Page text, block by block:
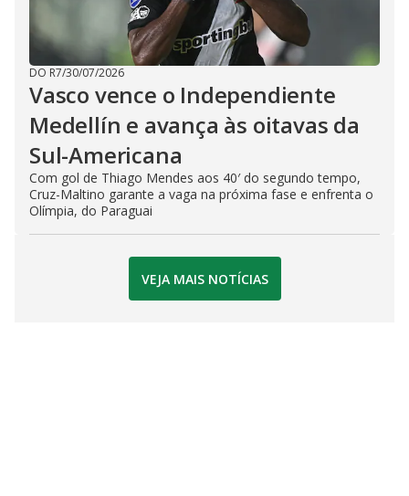
DO R7/30/07/2026
Vasco vence o Independiente
Medellín e avança às oitavas da
Sul-Americana
Com gol de Thiago Mendes aos 40′ do segundo tempo,
Cruz-Maltino garante a vaga na próxima fase e enfrenta o
Olímpia, do Paraguai
VEJA MAIS NOTÍCIAS